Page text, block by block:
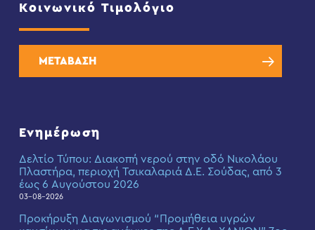
Κοινωνικό Τιμολόγιο
ΜΕΤΑΒΑΣΗ
Ενημέρωση
Δελτίο Τύπου: Διακοπή νερού στην οδό Νικολάου
Πλαστήρα, περιοχή Τσικαλαριά Δ.Ε. Σούδας, από 3
έως 6 Αυγούστου 2026
03-08-2026
Προκήρυξη Διαγωνισμού “Προμήθεια υγρών